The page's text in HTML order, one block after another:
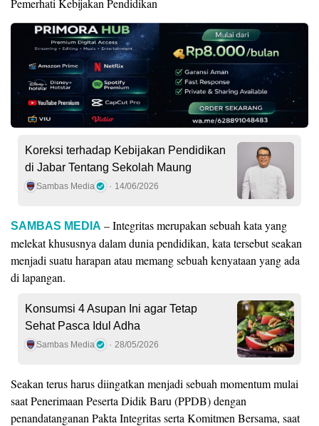
Pemerhati Kebijakan Pendidikan
Koreksi terhadap Kebijakan Pendidikan
di Jabar Tentang Sekolah Maung
Sambas Media 14/06/2026
SAMBAS MEDIA – Integritas merupakan sebuah kata yang
melekat khususnya dalam dunia pendidikan, kata tersebut seakan
menjadi suatu harapan atau memang sebuah kenyataan yang ada
di lapangan.
Konsumsi 4 Asupan Ini agar Tetap
Sehat Pasca Idul Adha
Sambas Media 28/05/2026
Seakan terus harus diingatkan menjadi sebuah momentum mulai
saat Penerimaan Peserta Didik Baru (PPDB) dengan
penandatanganan Pakta Integritas serta Komitmen Bersama, saat